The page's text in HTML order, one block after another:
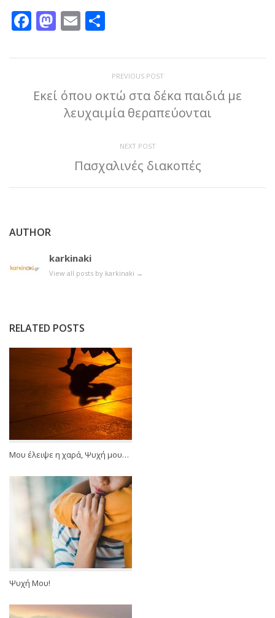
Facebook
Mastodon
Email
PREVIOUS POST
Εκεί όπου οκτώ στα δέκα παιδιά με
λευχαιμία θεραπεύονται
NEXT POST
Πασχαλινές διακοπές
AUTHOR
karkinaki
View all posts by karkinaki →
RELATED POSTS
Μου έλειψε η χαρά, Ψυχή μου…
Ψυχή Μου!